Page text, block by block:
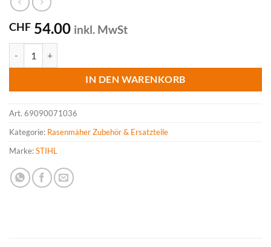
CHF 54.00 inkl. MwSt
IN DEN WARENKORB
Art. 69090071036
Kategorie: Rasenmäher Zubehör & Ersatzteile
Marke:STIHL